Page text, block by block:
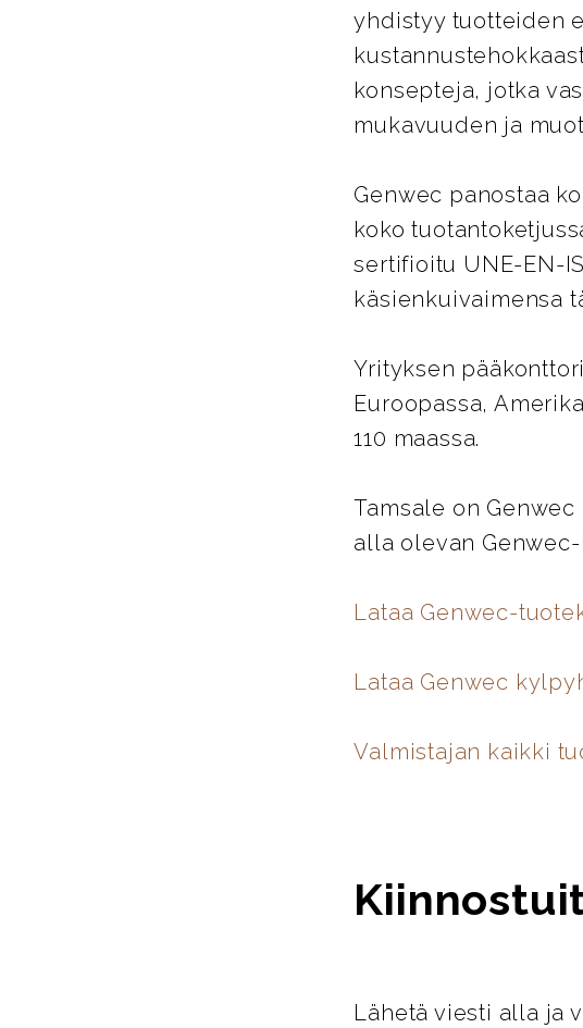
yhdistyy tuotteiden
konsepteja, jotka
mukavuuden ja
Genwec panostaa
koko
sertifioitu UNE-EN-
käsienkuivaimensa
Yrityksen
Euroopassa,
110 maassa.
Tamsale on
alla olevan
Lataa Genwec-
Lataa Genwec
Valmistajan kaikki
Lähetä viesti alla ja